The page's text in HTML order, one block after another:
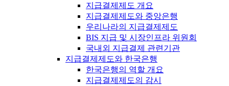
지급결제제도 개요
지급결제제도와 중앙은행
우리나라의 지급결제제도
BIS 지급 및 시장인프라 위원회
국내외 지급결제 관련기관
지급결제제도와 한국은행
한국은행의 역할 개요
지급결제제도의 감시